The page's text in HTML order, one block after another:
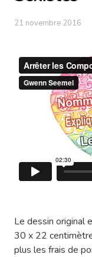
21 novembre 2016
Le dessin original
30 x 22
plus les frais de